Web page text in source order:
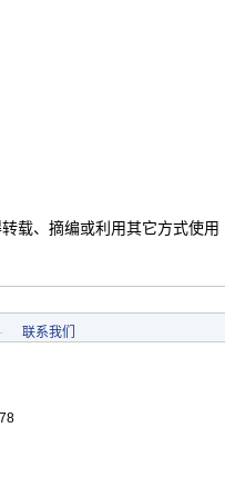
载、摘编或利用其它方式使用
联系我们